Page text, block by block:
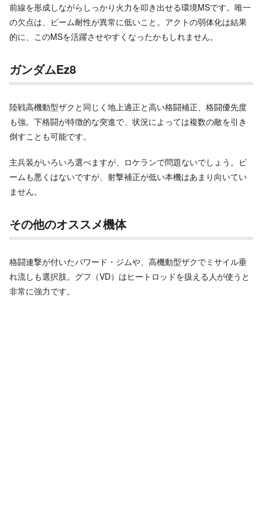
前線を形成しながらしっかり火力を叩き出せる環境MSです。唯一
の欠点は、ビーム耐性が異常に低いこと。アクトの弱体化は結果
的に、このMSを活躍させやすくなったかもしれません。
ガンダムEz8
陸戦高機動型ザクと同じく地上適正と高い格闘補正、格闘優先度
も強。下格闘が特徴的な突進で、状況によっては複数の敵を引き
倒すことも可能です。
主兵装がいろいろ選べますが、ロケランで問題ないでしょう。ビ
ームも悪くはないですが、射撃補正が低い本機はあまり向いてい
ません。
その他のオススメ機体
格闘連撃が付いたパワード・ジムや、高機動型ザクでミサイル垂
れ流しも選択肢。グフ（VD）はヒートロッドを扱える人が使うと
非常に強力です。